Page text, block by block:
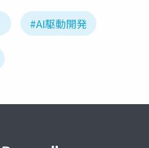
#AI駆動開発